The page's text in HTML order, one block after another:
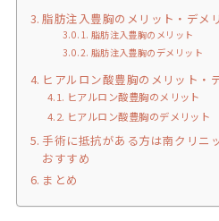
脂肪注入豊胸のメリット・デメ
脂肪注入豊胸のメリット
脂肪注入豊胸のデメリット
ヒアルロン酸豊胸のメリット・
ヒアルロン酸豊胸のメリット
ヒアルロン酸豊胸のデメリット
手術に抵抗がある方は南クリニ
おすすめ
まとめ